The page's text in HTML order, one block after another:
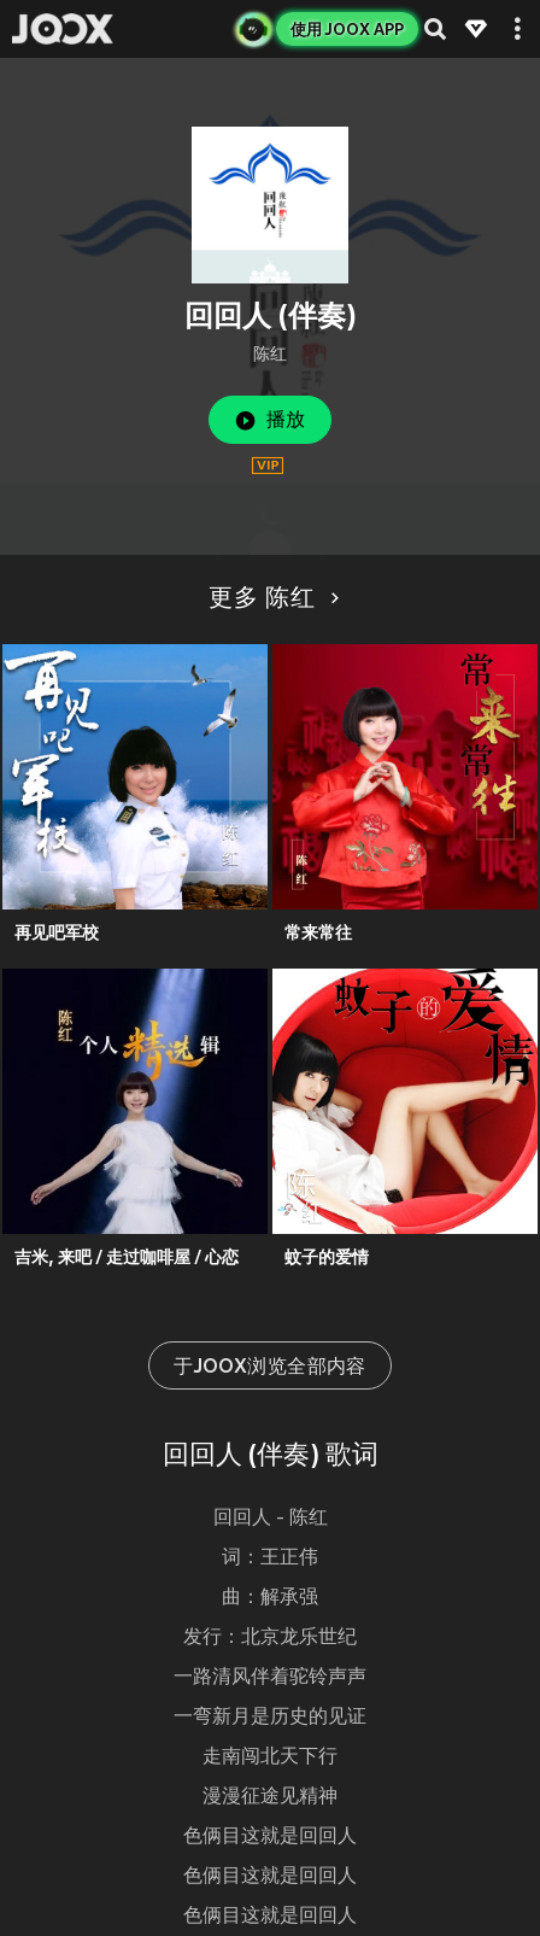
使用 JOOX APP
回回人 (伴奏)
陈红
播放
更多 陈红
再见吧军校 常来常往
吉米, 来吧 / 走过咖啡屋 / 心恋 蚊子的爱情
于JOOX浏览全部内容
回回人 (伴奏) 歌词
回回人 - 陈红
词：王正伟
曲：解承强
发行：北京龙乐世纪
一路清风伴着驼铃声声
一弯新月是历史的见证
走南闯北天下行
漫漫征途见精神
色俩目这就是回回人
色俩目这就是回回人
色俩目这就是回回人